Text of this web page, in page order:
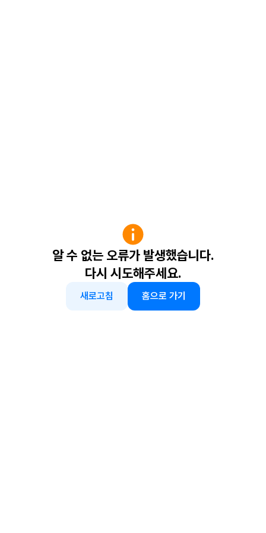
알 수 없는 오류가 발생했습니다.
다시 시도해주세요.
새로고침 홈으로 가기